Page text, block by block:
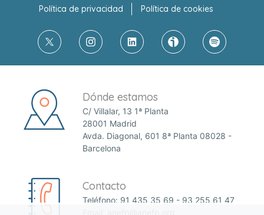
Política de privacidad
Política de cookies
Dónde estamos
C/ Villalar, 13 1ª Planta
28001 Madrid
Avda. Diagonal, 601 8ª Planta 08028 -
Barcelona
Contacto
Teléfono: 91 435 35 69 - 93 255 61 47